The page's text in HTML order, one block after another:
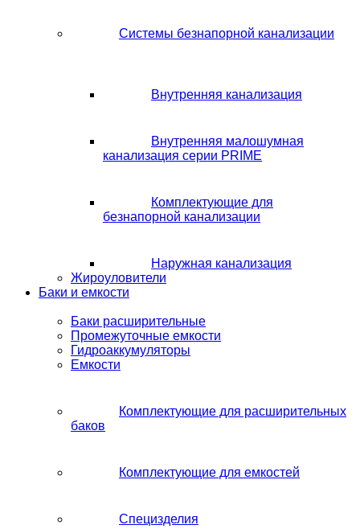
Системы безнапорной канализации
Внутренняя канализация
Внутренняя малошумная
канализация серии PRIME
Комплектующие для
безнапорной канализации
Наружная канализация
Жироуловители
Баки и емкости
Баки расширительные
Промежуточные емкости
Гидроаккумуляторы
Емкости
Комплектующие для расширительных
баков
Комплектующие для емкостей
Специзделия